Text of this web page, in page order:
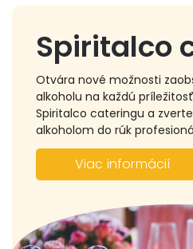
Spiritalco
Otvára nové možnosti
alkoholu na každú
Spiritalco cateringu a
alkoholom do rúk
Viac informácií